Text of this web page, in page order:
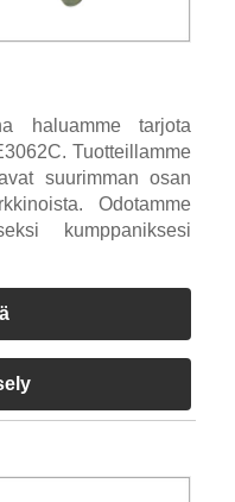
haluamme tarjota
Tuotteillamme
suurimman osan
Odotamme
kumppaniksesi